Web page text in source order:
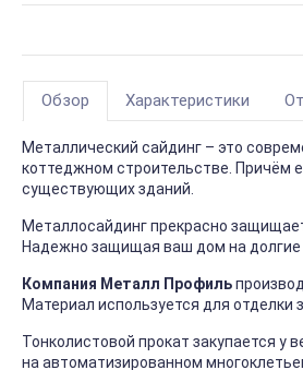
Обзор Характеристики
Металлический сайдинг – это
коттеджном строительстве. Причём
существующих зданий.
Металлосайдинг прекрасно
Надежно защищая ваш дом на долгие
Компания Металл Профиль
Материал используется для
Тонколистовой прокат закупается у
на автоматизированном